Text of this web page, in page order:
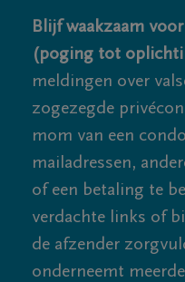
Blijf waakzaam
(poging tot
meldingen over
zogezegde
mom van een
mailadressen,
of een betaling te
verdachte links of
de afzender
onderneemt